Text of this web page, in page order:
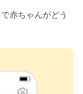
赤ちゃんがどう